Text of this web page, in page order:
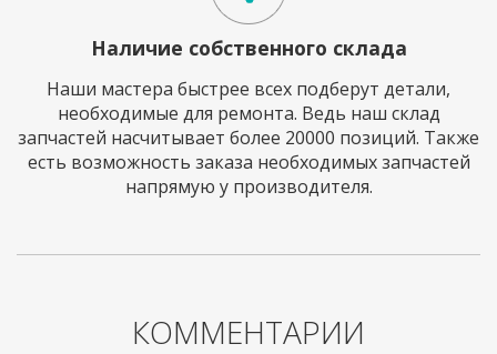
Наличие собственного склада
Наши мастера быстрее всех подберут детали,
необходимые для ремонта. Ведь наш склад
запчастей насчитывает более 20000 позиций. Также
есть возможность заказа необходимых запчастей
напрямую у производителя.
КОММЕНТАРИИ